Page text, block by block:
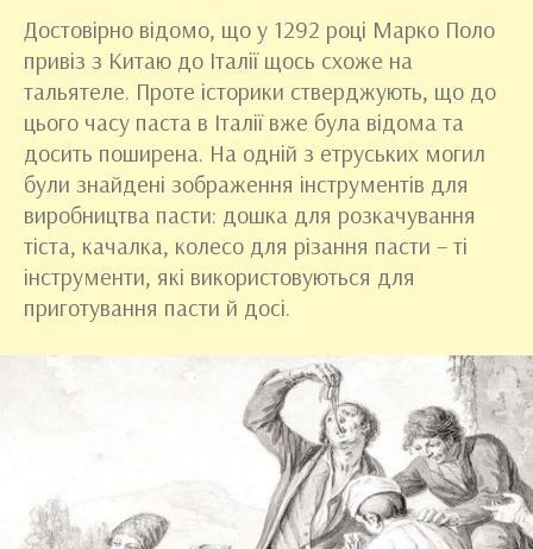
Достовірно відомо, що у 1292 році Марко Поло
привіз з Китаю до Італії щось схоже на
тальятеле. Проте історики стверджують, що до
цього часу паста в Італії вже була відома та
досить поширена. На одній з етруських могил
були знайдені зображення інструментів для
виробництва пасти: дошка для розкачування
тіста, качалка, колесо для різання пасти – ті
інструменти, які використовуються для
приготування пасти й досі.